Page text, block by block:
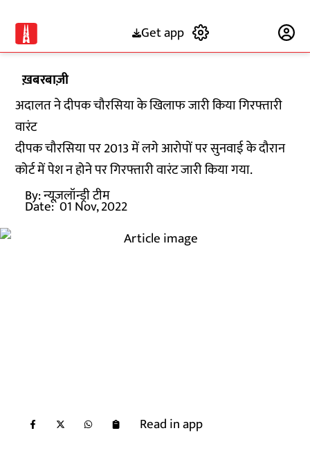
Get app
ख़बरबाज़ी
अदालत ने दीपक चौरसिया के खिलाफ जारी किया गिरफ्तारी
वारंट
दीपक चौरसिया पर 2013 में लगे आरोपों पर सुनवाई के दौरान
कोर्ट में पेश न होने पर गिरफ्तारी वारंट जारी किया गया.
By:न्यूज़लॉन्ड्री टीम
Date: 01 Nov, 2022
Read in app